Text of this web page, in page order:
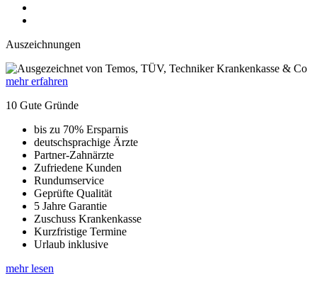
Auszeichnungen
mehr erfahren
10 Gute Gründe
bis zu 70% Ersparnis
deutschsprachige Ärzte
Partner-Zahnärzte
Zufriedene Kunden
Rundumservice
Geprüfte Qualität
5 Jahre Garantie
Zuschuss Krankenkasse
Kurzfristige Termine
Urlaub inklusive
mehr lesen